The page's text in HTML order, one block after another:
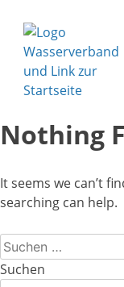
Nothing
It seems we can’t
searching can help.
Suchen